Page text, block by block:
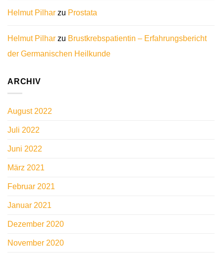
Helmut Pilhar zu Prostata
Helmut Pilhar zu Brustkrebspatientin – Erfahrungsbericht
der Germanischen Heilkunde
ARCHIV
August 2022
Juli 2022
Juni 2022
März 2021
Februar 2021
Januar 2021
Dezember 2020
November 2020